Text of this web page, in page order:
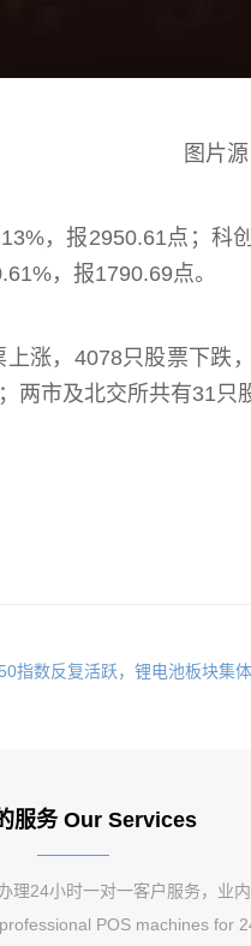
图片
，报2950.61点；科
，报1790.69点。
涨，4078只股票下跌
两市及北交所共有31只
指数反复活跃，锂电池板块集
服务 Our Services
理24小时一对一客户服务，业
POS machines for